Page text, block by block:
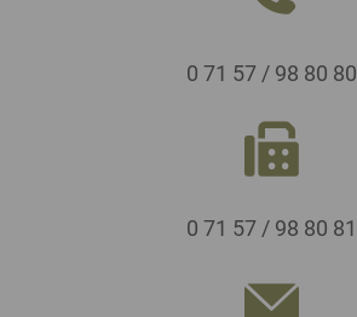
0 71 57 / 98 80 80
0 71 57 / 98 80 81